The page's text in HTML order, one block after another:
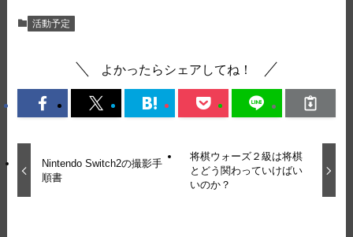
活動予定
よかったらシェアしてね！
Nintendo Switch2の撮影手
順書
将棋ウォーズ２級は将棋
とどう関わっていけばい
いのか？